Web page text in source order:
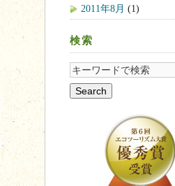
2011年8月 (1)
検索